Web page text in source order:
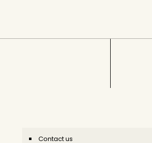
Contact us